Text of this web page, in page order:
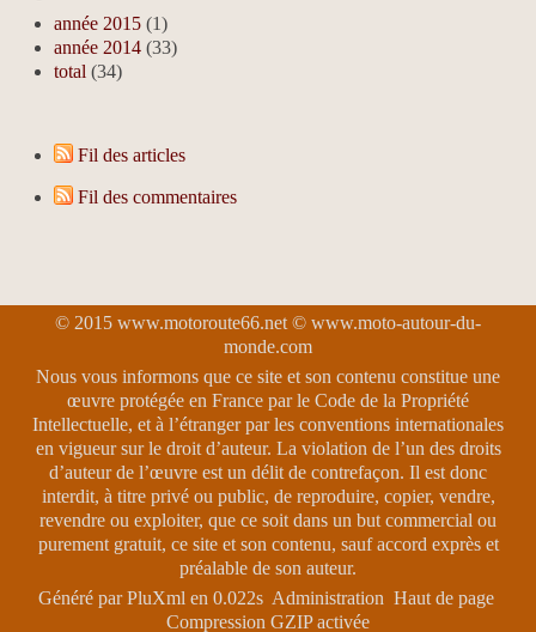
année 2015 (1)
année 2014 (33)
total (34)
Fil des articles
Fil des commentaires
© 2015 www.motoroute66.net © www.moto-autour-du-
monde.com
Nous vous informons que ce site et son contenu constitue une
œuvre protégée en France par le Code de la Propriété
Intellectuelle, et à l’étranger par les conventions internationales
en vigueur sur le droit d’auteur. La violation de l’un des droits
d’auteur de l’œuvre est un délit de contrefaçon. Il est donc
interdit, à titre privé ou public, de reproduire, copier, vendre,
revendre ou exploiter, que ce soit dans un but commercial ou
purement gratuit, ce site et son contenu, sauf accord exprès et
préalable de son auteur.
Généré parPluXml en 0.022s Administration Haut de page
Compression GZIP activée